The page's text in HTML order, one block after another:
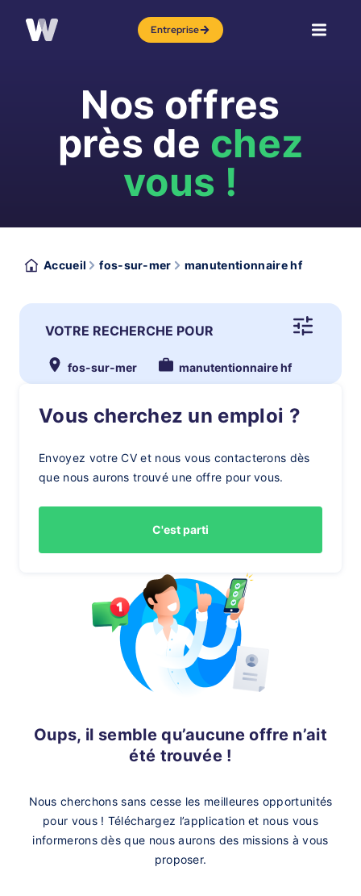
Entreprise
Nos offres
près de chez
vous !
Accueil fos-sur-mer manutentionnaire hf
VOTRE RECHERCHE POUR
fos-sur-mer manutentionnaire hf
Vous cherchez un emploi ?
Envoyez votre CV et nous vous contacterons dès
que nous aurons trouvé une offre pour vous.
C'est parti
Oups, il semble qu’aucune offre n’ait
été trouvée !
Nous cherchons sans cesse les meilleures opportunités
pour vous ! Téléchargez l’application et nous vous
informerons dès que nous aurons des missions à vous
proposer.